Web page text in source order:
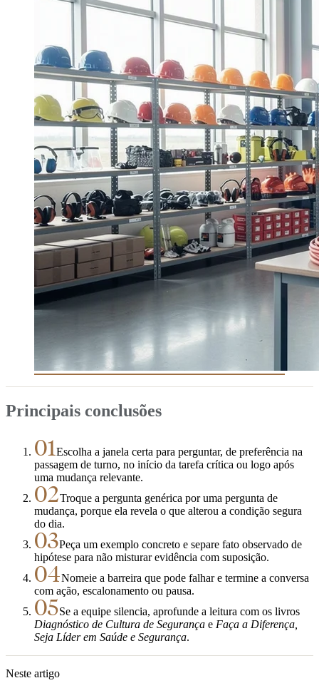
Principais conclusões
01Escolha a janela certa para perguntar, de preferência na
passagem de turno, no início da tarefa crítica ou logo após
uma mudança relevante.
02Troque a pergunta genérica por uma pergunta de
mudança, porque ela revela o que alterou a condição segura
do dia.
03Peça um exemplo concreto e separe fato observado de
hipótese para não misturar evidência com suposição.
04Nomeie a barreira que pode falhar e termine a conversa
com ação, escalonamento ou pausa.
05Se a equipe silencia, aprofunde a leitura com os livros
Diagnóstico de Cultura de Segurança e Faça a Diferença,
Seja Líder em Saúde e Segurança.
Neste artigo